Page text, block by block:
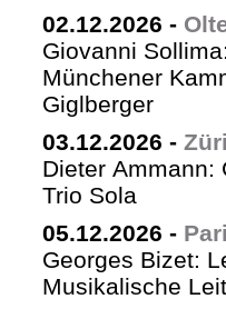
02.12.2026 -
Giovanni
Münchener
Giglberger
03.12.2026 -
Dieter Ammann:
Trio Sola
05.12.2026 -
Georges Bizet:
Musikalische